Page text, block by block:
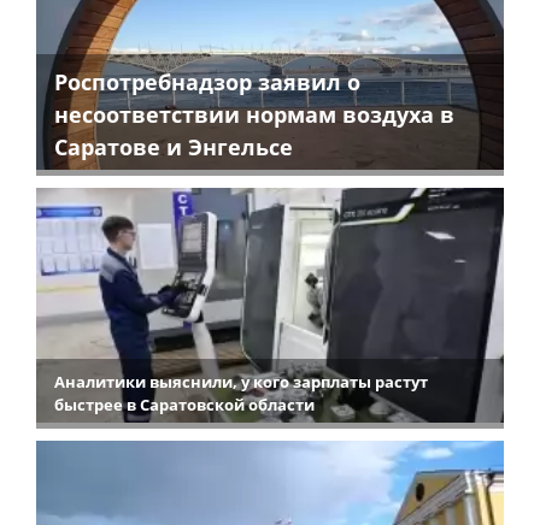
Роспотребнадзор заявил о
несоответствии нормам воздуха в
Саратове и Энгельсе
Аналитики выяснили, у кого зарплаты растут
быстрее в Саратовской области